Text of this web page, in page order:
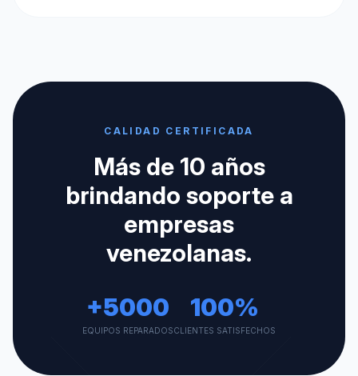
CALIDAD CERTIFICADA
Más de 10 años
brindando soporte a
empresas
venezolanas.
+5000
EQUIPOS REPARADOS
100%
CLIENTES SATISFECHOS